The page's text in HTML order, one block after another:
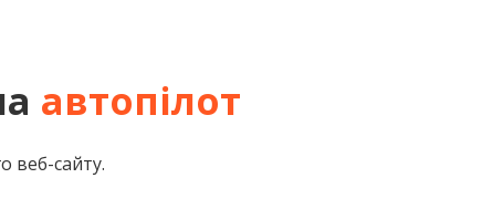
автопілот
веб-сайту.